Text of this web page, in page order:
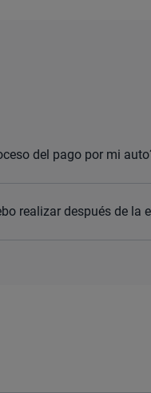
del pago por mi
realizar después de la